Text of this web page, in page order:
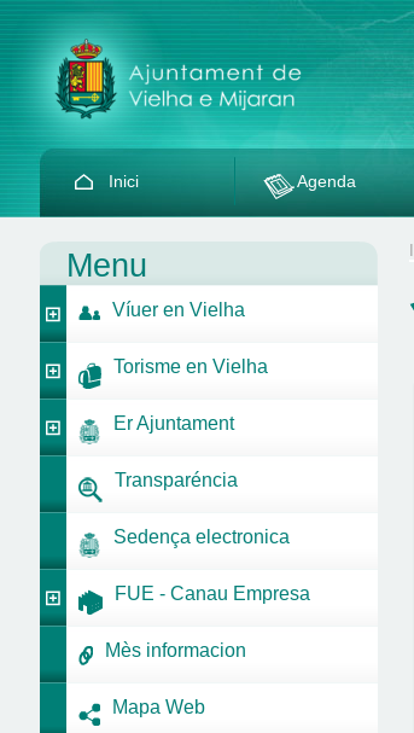
Inici Agenda
Menu
Víuer en Vielha
Torisme en Vielha
Er Ajuntament
Transparéncia
Sedença electronica
FUE - Canau Empresa
Mès informacion
Mapa Web